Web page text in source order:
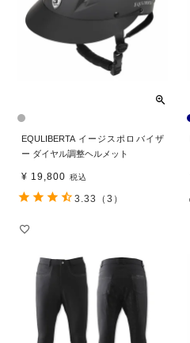
EQULIBERTA イージスポロバイザ
ー ダイヤル調整ヘルメット
¥ 19,800 税込
3.33 （3）